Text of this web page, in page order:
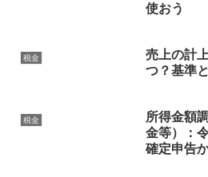
使おう
税金
売上の計
つ？基準
税金
所得金額
金等）：
確定申告